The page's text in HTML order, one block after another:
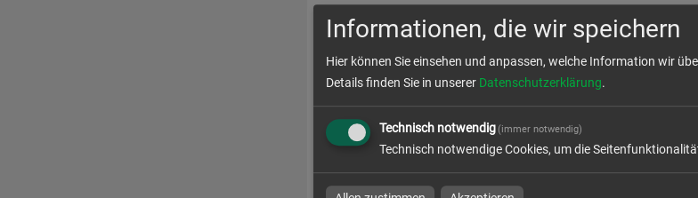
Datencheck
Produktion und Versand
Lieferzeit
Absenderadresse
Informationen, die wir speichern
Hier können Sie einsehen und anpassen, welche Information wir
Details finden Sie in unserer Datenschutzerklärung.
Technisch notwendig(immer notwendig)
Technisch notwendige Cookies, um die